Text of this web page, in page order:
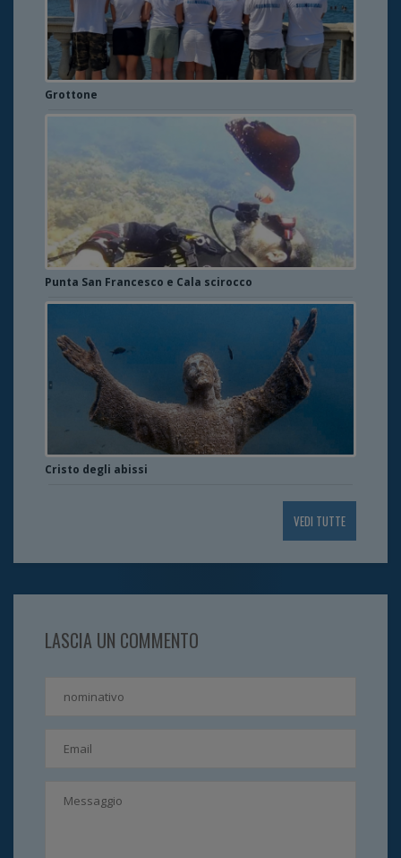
Grottone
Punta San Francesco e Cala scirocco
Cristo degli abissi
VEDI TUTTE
LASCIA UN COMMENTO